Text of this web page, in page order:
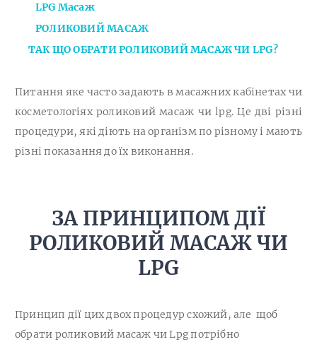
LPG Масаж
РОЛИКОВИЙ МАСАЖ
ТАК ЩО ОБРАТИ РОЛИКОВИЙ МАСАЖ ЧИ LPG?
Питання яке часто задають в масажних кабінетах чи
косметологіях роликовий масаж чи lpg. Це дві різні
процедури, які діють на організм по різному і мають
різні показання до їх виконання.
ЗА ПРИНЦИПОМ ДІЇ
РОЛИКОВИЙ МАСАЖ ЧИ
LPG
Принцип дії цих двох процедур схожий, але щоб
обрати роликовий масаж чи Lpg потрібно